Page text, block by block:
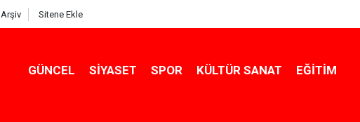
Arşiv Sitene Ekle
GÜNCEL SIYASET SPOR KÜLTÜR SANAT EĞITIM